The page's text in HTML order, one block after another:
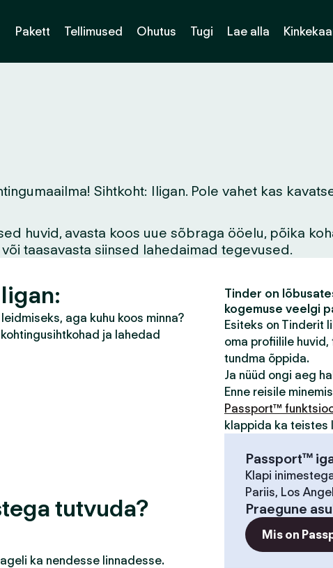
Pakett Tellimused Ohutus Tugi Lae alla
Sihtkoht: Iligan. Pole vahet kas
huvid, avasta koos uue sõbraga ööelu, põika
taasavasta siinsed lahedaimad tegevused.
aga kuhu koos minna?
ja lahedad
tutvuda?
ka nendesse linnadesse.
Tinder on
kogemuse veelgi
Esiteks on Tinderit
oma profiilile
tundma õppida.
Ja nüüd ongi aeg
Enne reisile
Passport™
klappida ka teistes
Passport™
Klapi
Pariis, Los
Praegune
Mis on